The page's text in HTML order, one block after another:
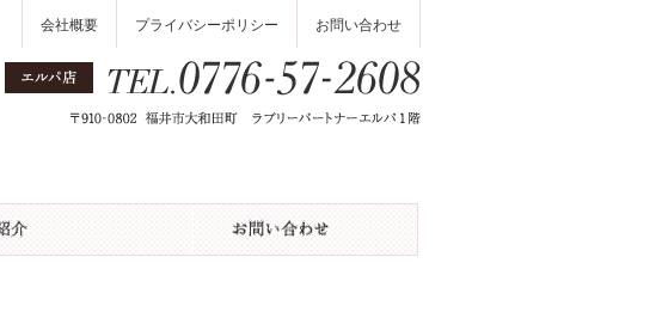
会社概要 プライバシーポリシー お問い合わせ